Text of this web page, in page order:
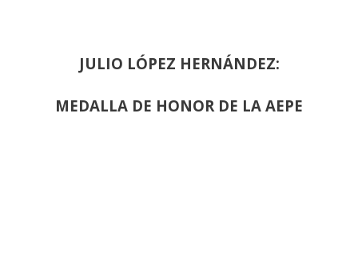
JULIO LÓPEZ HERNÁNDEZ:
MEDALLA DE HONOR DE LA AEPE